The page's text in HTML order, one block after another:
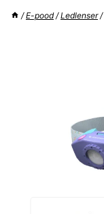
/ E-pood / Ledlenser /